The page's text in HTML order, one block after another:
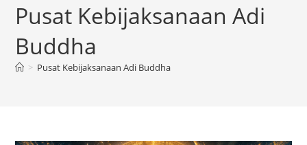
Pusat Kebijaksanaan Adi
Buddha
> Pusat Kebijaksanaan Adi Buddha